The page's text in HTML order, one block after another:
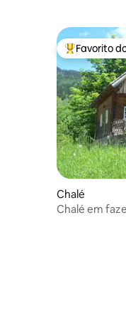
Favoritos
Favorito
Chalé
Chalé em